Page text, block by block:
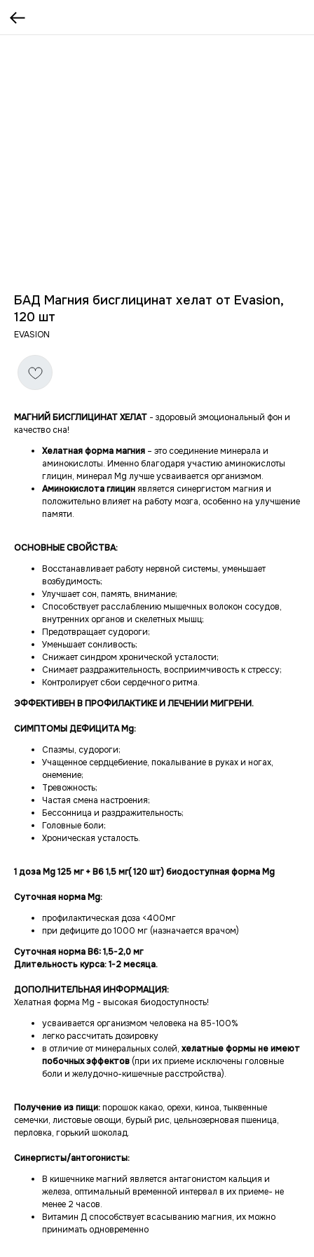
БАД Магния бисглицинат хелат от Evasion,
120 шт
EVASION
MАГНИЙ БИСГЛИЦИНАТ ХЕЛАТ - здоровый эмоциональный фон и
качество сна!
Хелатная форма магния – это соединение минерала и
аминокислоты. Именно благодаря участию аминокислоты
глицин, минерал Mg лучше усваивается организмом.
Аминокислота глицин является синергистом магния и
положительно влияет на работу мозга, особенно на улучшение
памяти.
ОСНОВНЫЕ СВОЙСТВА:
Восстанавливает работу нервной системы, уменьшает
возбудимость;
Улучшает сон, память, внимание;
Способствует расслаблению мышечных волокон сосудов,
внутренних органов и скелетных мышц;
Предотвращает судороги;
Уменьшает сонливость;
Снижает синдром хронической усталости;
Снимает раздражительность, восприимчивость к стрессу;
Контролирует сбои сердечного ритма.
ЭФФЕКТИВЕН В ПРОФИЛАКТИКЕ И ЛЕЧЕНИИ МИГРЕНИ.
СИМПТОМЫ ДЕФИЦИТА Mg:
Спазмы, судороги;
Учащенное сердцебиение, покалывание в руках и ногах,
онемение;
Тревожность;
Частая смена настроения;
Бессонница и раздражительность;
Головные боли;
Хроническая усталость.
1 доза Mg 125 мг + B6 1,5 мг( 120 шт) биодоступная форма Mg
Суточная норма Mg:
профилактическая доза <400мг
при дефиците до 1000 мг (назначается врачом)
Суточная норма В6: 1,5-2,0 мг
Длительность курса: 1-2 месяца.
ДОПОЛНИТЕЛЬНАЯ ИНФОРМАЦИЯ:
Хелатная форма Mg - высокая биодоступность!
усваивается организмом человека на 85-100%
легко рассчитать дозировку
в отличие от минеральных солей, хелатные формы не имеют
побочных эффектов (при их приеме исключены головные
боли и желудочно-кишечные расстройства).
Получение из пищи:порошок какао, орехи, киноа, тыквенные
семечки, листовые овощи, бурый рис, цельнозерновая пшеница,
перловка, горький шоколад.
Синергисты/антогонисты:
В кишечнике магний является антагонистом кальция и
железа, оптимальный временной интервал в их приеме- не
менее 2 часов.
Витамин Д способствует всасыванию магния, их можно
принимать одновременно